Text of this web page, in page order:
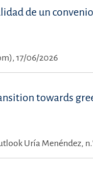
de un convenio
17/06/2026
towards
Uría Menéndez,